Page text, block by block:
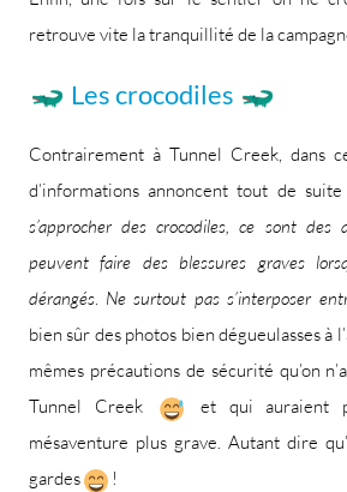
retrouve vite la tranquillité de la
Les crocodiles
Contrairement à Tunnel Creek, dans
d’informations annoncent tout de
s’approcher des crocodiles, ce sont des
peuvent faire des blessures graves
dérangés. Ne surtout pas s’interposer
bien sûr des photos bien dégueulasses à
mêmes précautions de sécurité qu’on
Tunnel Creek
et qui auraient
mésaventure plus grave. Autant dire
gardes
!